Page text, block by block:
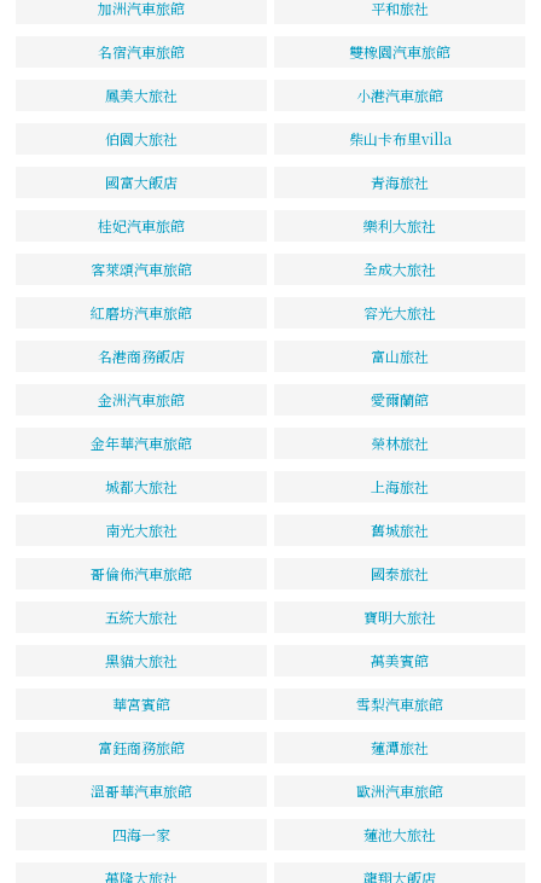
加洲汽車旅館 平和旅社
名宿汽車旅館 雙橡園汽車旅館
鳳美大旅社 小港汽車旅館
伯園大旅社 柴山卡布里villa
國富大飯店 青海旅社
桂妃汽車旅館 樂利大旅社
客萊頌汽車旅館 全成大旅社
紅磨坊汽車旅館 容光大旅社
名港商務飯店 富山旅社
金洲汽車旅館 愛爾蘭館
金年華汽車旅館 榮林旅社
城都大旅社 上海旅社
南光大旅社 舊城旅社
哥倫佈汽車旅館 國泰旅社
五統大旅社 寶明大旅社
黑貓大旅社 萬美賓館
華宮賓館 雪梨汽車旅館
富鈺商務旅館 蓮潭旅社
溫哥華汽車旅館 歐洲汽車旅館
四海一家 蓮池大旅社
萬隆大旅社 龍翔大飯店